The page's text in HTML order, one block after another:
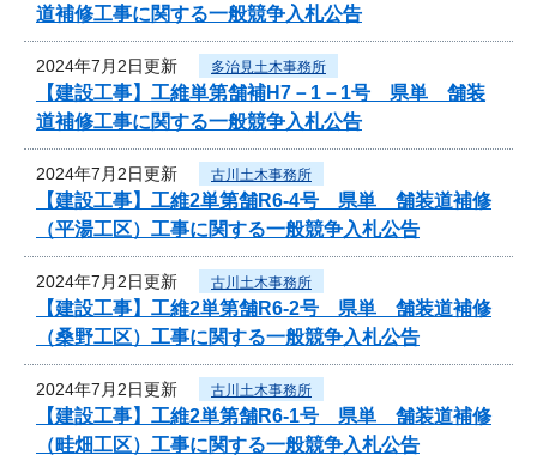
道補修工事に関する一般競争入札公告
2024年7月2日更新 多治見土木事務所
【建設工事】工維単第舗補H7－1－1号 県単 舗装
道補修工事に関する一般競争入札公告
2024年7月2日更新 古川土木事務所
【建設工事】工維2単第舗R6-4号 県単 舗装道補修
（平湯工区）工事に関する一般競争入札公告
2024年7月2日更新 古川土木事務所
【建設工事】工維2単第舗R6-2号 県単 舗装道補修
（桑野工区）工事に関する一般競争入札公告
2024年7月2日更新 古川土木事務所
【建設工事】工維2単第舗R6-1号 県単 舗装道補修
（畦畑工区）工事に関する一般競争入札公告